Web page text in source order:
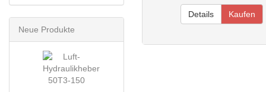
Details Kaufen
Neue Produkte